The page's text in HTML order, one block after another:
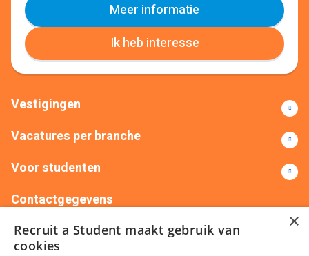
Meer informatie
Ik heb interesse
Vestigingen
Vacatures per branche
Voor studenten
Contactgegevens
+31(0)88 522 00 76
info@recruitastudent.nl
×
Recruit a Student maakt gebruik van
cookies